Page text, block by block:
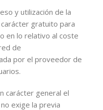
y utilización de la
gratuito para
en lo relativo al coste
de
por el proveedor de
carácter general el
exige la previa